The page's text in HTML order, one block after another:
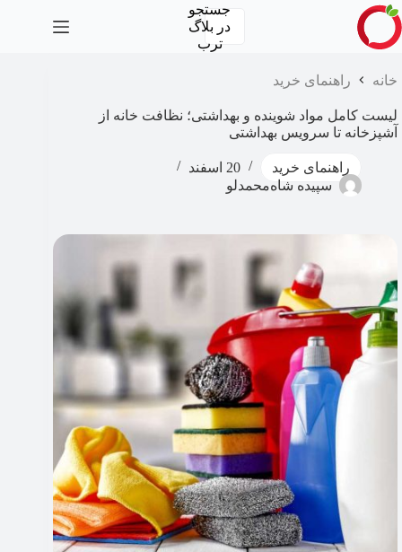
پرش
به
محتوا
جستجو
در بلاگ
ترب
خانه راهنمای خرید
لیست کامل مواد شوینده و بهداشتی؛ نظافت خانه از
آشپزخانه تا سرویس بهداشتی
راهنمای خرید
20 اسفند
سپیده شاه‌محمدلو